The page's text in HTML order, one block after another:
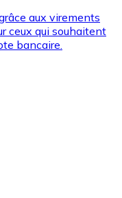
aux virements
ceux qui souhaitent
bancaire.